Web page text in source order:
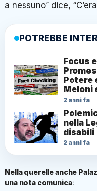
a nessuno” dice,
POTREBBE
Focus
Potere
Meloni
2 anni fa
nella
disabili
2 anni fa
Nella querelle anche
una nota comunica: